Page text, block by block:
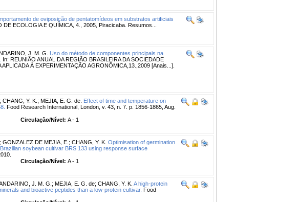
de oviposição de pentatomídeos em substratos artificiais
DE ECOLOGIA E QUÍMICA, 4., 2005, Piracicaba. Resumos...
J. M. G. Uso do método de componentes principais na
In: REUNIÃO ANUAL DA REGIÃO BRASILEIRA DA SOCIEDADE
À EXPERIMENTAÇÃO AGRONÔMICA,13.,2009 [Anais...].
; CHANG, Y. K. ; MEJIA, E. G. de. Effect of time and temperature on
Food Research International, London, v. 43, n. 7. p. 1856-1865, Aug.
Circulação/Nível: A - 1
; GONZALEZ DE MEJIA, E. ; CHANG, Y. K. Optimisation of germination
soybean cultivar BRS 133 using response surface
Circulação/Nível: A - 1
J. M. G. ; MEJIA, E. G. de; CHANG, Y. K. A high-protein
and bioactive peptides than a low-protein cultivar. Food